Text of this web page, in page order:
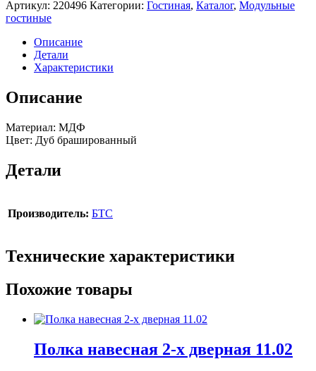
Артикул: 220496 Категории: Гостиная, Каталог, Модульные
гостиные
Описание
Детали
Характеристики
Описание
Материал: МДФ
Цвет: Дуб брашированный
Детали
Производитель: БТС
Технические характеристики
Похожие товары
Полка навесная 2-х дверная 11.02